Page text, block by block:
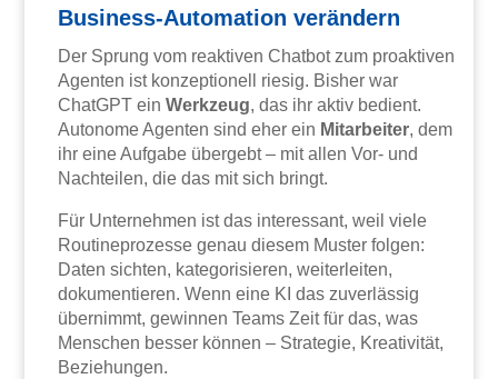
Business-Automation verändern
Der Sprung vom reaktiven Chatbot zum proaktiven
Agenten ist konzeptionell riesig. Bisher war
ChatGPT einWerkzeug, das ihr aktiv bedient.
Autonome Agenten sind eher ein Mitarbeiter, dem
ihr eine Aufgabe übergebt – mit allen Vor- und
Nachteilen, die das mit sich bringt.
Für Unternehmen ist das interessant, weil viele
Routineprozesse genau diesem Muster folgen:
Daten sichten, kategorisieren, weiterleiten,
dokumentieren. Wenn eine KI das zuverlässig
übernimmt, gewinnen Teams Zeit für das, was
Menschen besser können – Strategie, Kreativität,
Beziehungen.